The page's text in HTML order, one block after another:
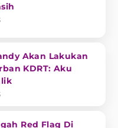
Akan Lakukan
KDRT: Aku
Red Flag Di